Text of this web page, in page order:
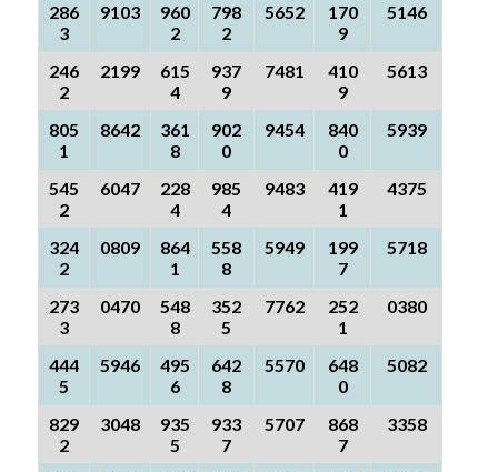
286
3
9103
960
2
798
2
5652
170
9
5146
246
2
2199
615
4
937
9
7481
410
9
5613
805
1
8642
361
8
902
0
9454
840
0
5939
545
2
6047
228
4
985
4
9483
419
1
4375
324
2
0809
864
1
558
8
5949
199
7
5718
273
3
0470
548
8
352
5
7762
252
1
0380
444
5
5946
495
6
642
8
5570
648
0
5082
829
2
3048
935
5
933
7
5707
868
7
3358